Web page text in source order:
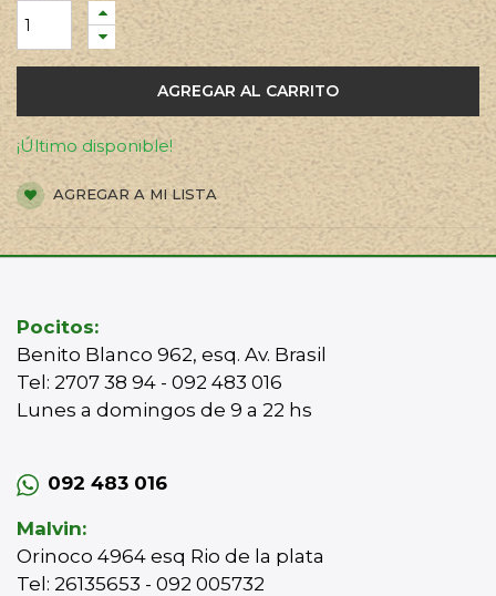
AGREGAR AL CARRITO
¡Último disponible!
AGREGAR A MI LISTA
Pocitos:
Benito Blanco 962, esq. Av. Brasil
Tel: 2707 38 94 - 092 483 016
Lunes a domingos de 9 a 22 hs
092 483 016
Malvin:
Orinoco 4964 esq Rio de la plata
Tel: 26135653 - 092 005732